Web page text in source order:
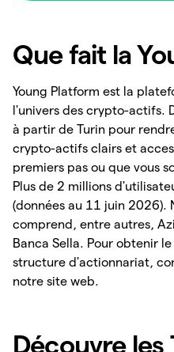
Que fait la
Young Platform est la
l'univers des crypto-actifs.
à partir de Turin pour
crypto-actifs clairs et
premiers pas ou que vous
Plus de 2 millions
(données au 11 juin 2026).
comprend, entre autres,
Banca Sella. Pour obtenir
structure d'actionnariat,
notre site web.
Découvre les